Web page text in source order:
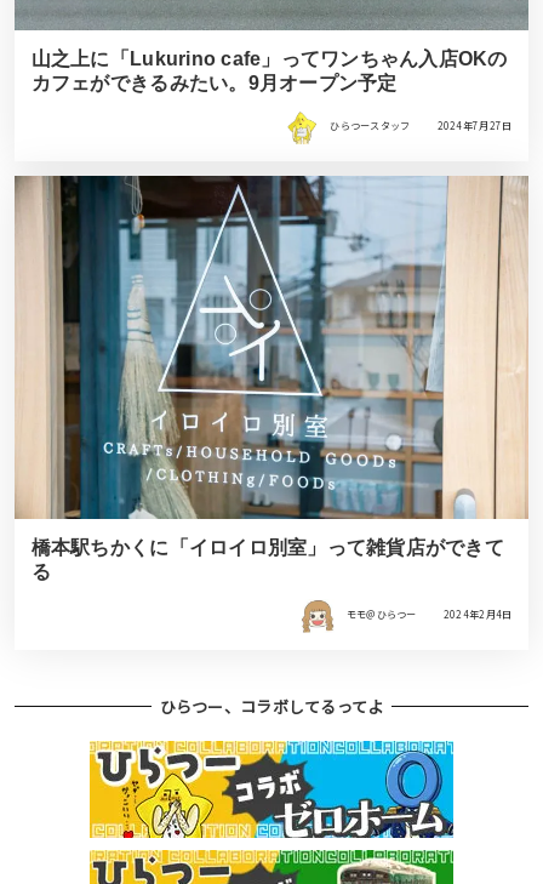
山之上に「Lukurino cafe」ってワンちゃん入店OKの
カフェができるみたい。9月オープン予定
ひらつースタッフ 2024年7月27日
橋本駅ちかくに「イロイロ別室」って雑貨店ができて
る
モモ＠ひらつー 2024年2月4日
ひらつー、コラボしてるってよ